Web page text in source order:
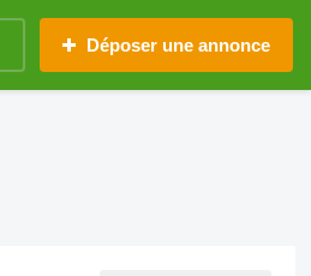
Déposer une annonce